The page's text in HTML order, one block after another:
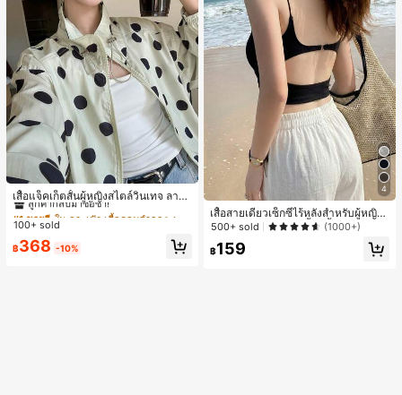
เสื้อแจ็คเก็ตสั้นผู้หญิงสไตล์วินเทจ ลายจุ
ดขนาดใหญ่ คอตั้ง เอวเข้ารูป แขนพอง
ทรงหลวม แฟชั่นอเนกประสงค์ สำหรับใ
#1 ขายดี
ใน กระเป๋า เสื้อคลุมลำลอง
ลูกค้ากลับมาซื้อซ้ำ!
#1 ขายดี ใน กระเป๋า เสื้อคลุมลำลอง
ลูกค้ากลับมาซื้อซ้ำ!
#1 ขายดี ใน กระเป๋า เสื้อคลุมลำลอง
ลูกค้ากลับมาซื้อซ้ำ!
#1 ขายดี
ใน กระเป๋า เสื้อคลุมลำลอง
100+ sold
฿368 -10%
4
เสื้อสายเดี่ยวเซ็กซี่ไร้หลังสำหรับผู้หญิง
พร้อมบราแบบมีฟองน้ำ, เสื้อกล้ามแขน
500+ sold (1000+)
฿159